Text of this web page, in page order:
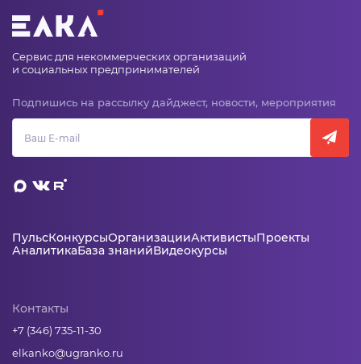
Сервис для некоммерческих организаций
и социальных предпринимателей
Подпишись на рассылку дайджест, новости, мероприятия
ПульсКонкурсыОрганизацииАктивистыПроекты
АналитикаБаза знанийВидеокурсы
Контакты
+7 (346) 735-11-30
elkanko@ugranko.ru